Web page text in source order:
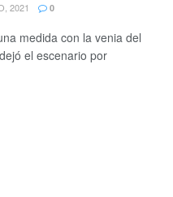
2021 0
medida con la venia del
el escenario por